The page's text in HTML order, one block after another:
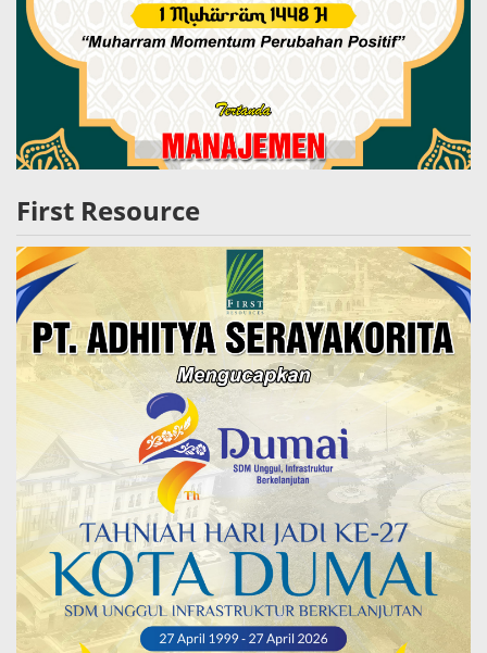
First Resource